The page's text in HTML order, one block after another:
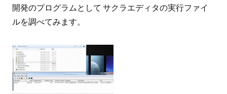
開発のプログラムとして サクラエディタの実行ファイ
ルを調べてみます。